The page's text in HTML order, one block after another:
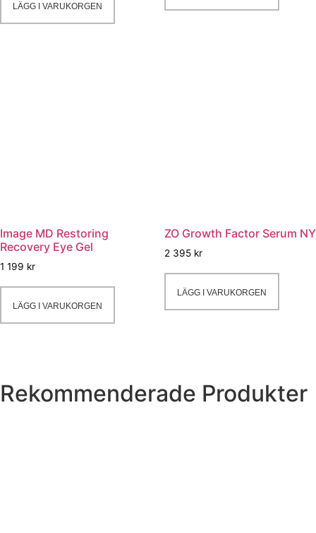
LÄGG I VARUKORGEN
Image MD Restoring
Recovery Eye Gel
1 199 kr
LÄGG I VARUKORGEN
ZO Growth Factor Serum NY
2 395 kr
LÄGG I VARUKORGEN
Rekommenderade Produkter